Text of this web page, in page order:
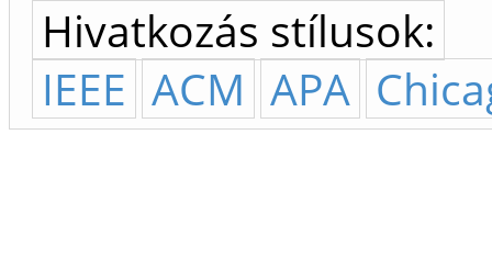
Hivatkozás stílusok:
IEEE ACM APA